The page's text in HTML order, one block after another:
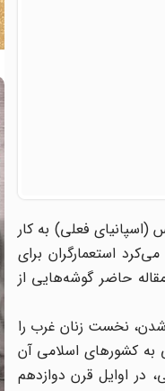
فعلی) به‌ کار
استعمارگران برای
حاضر گوشه‌هایی از
نخست‌ زنان‌ غرب‌ را
به‌ کشورهای‌ اسلامی‌ آن‌
در اوایل‌ قرن‌ دوازدهم